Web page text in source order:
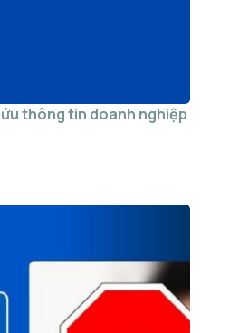
thông tin doanh nghiệp